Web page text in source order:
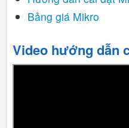
Liên hệ
Bảng giá Mikro
Video hướng dẫn